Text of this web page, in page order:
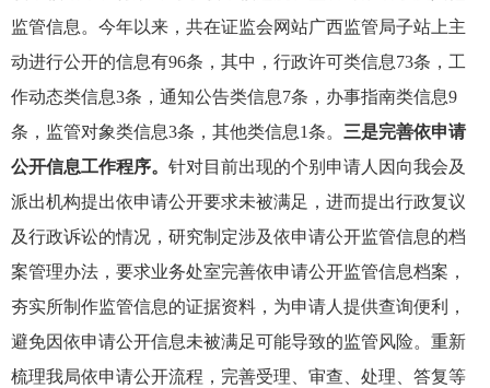
监管信息。今年以来，共在证监会网站广西监管局子站上主
动进行公开的信息有96条，其中，行政许可类信息73条，工
作动态类信息3条，通知公告类信息7条，办事指南类信息9
条，监管对象类信息3条，其他类信息1条。 三是完善依申请
公开信息工作程序。 针对目前出现的个别申请人因向我会及
派出机构提出依申请公开要求未被满足，进而提出行政复议
及行政诉讼的情况，研究制定涉及依申请公开监管信息的档
案管理办法，要求业务处室完善依申请公开监管信息档案，
夯实所制作监管信息的证据资料，为申请人提供查询便利，
避免因依申请公开信息未被满足可能导致的监管风险。重新
梳理我局依申请公开流程，完善受理、审查、处理、答复等